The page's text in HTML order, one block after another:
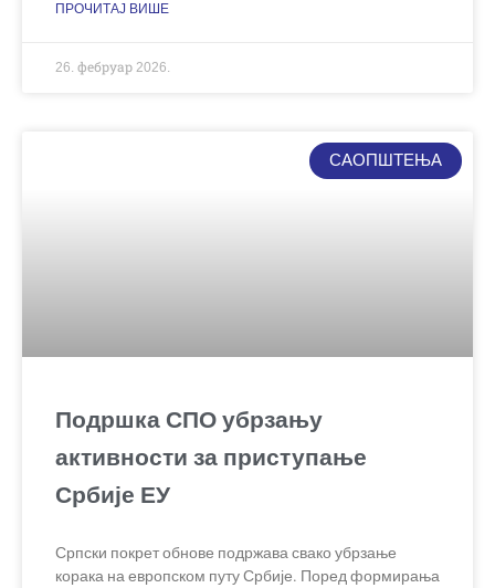
ПРОЧИТАЈ ВИШЕ
26. фебруар 2026.
САОПШТЕЊА
Подршка СПО убрзању
активности за приступање
Србије ЕУ
Српски покрет обнове подржава свако убрзање
корака на европском путу Србије. Поред формирања